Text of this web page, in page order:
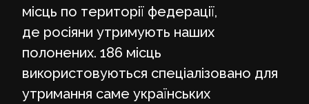
місць по території федерації,
де росіяни утримують наших
полонених. 186 місць
використовуються спеціалізовано для
утримання саме українських